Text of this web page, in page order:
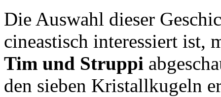
Die Auswahl dieser
cineastisch interessiert ist,
Tim und Struppi
den sieben Kristallkugeln